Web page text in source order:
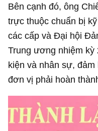
Bên cạnh đó, ông
trực thuộc chuẩn bị
các cấp và Đại hội
Trung ương nhiệm kỳ
kiện và nhân sự,
đơn vị phải hoàn